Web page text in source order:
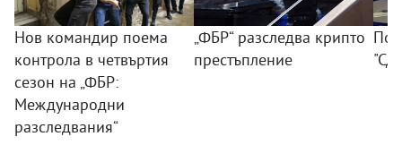
Нов командир поема
контрола в четвъртия
сезон на „ФБР:
Международни
разследвания“
„ФБР“ разследва крипто
престъпление